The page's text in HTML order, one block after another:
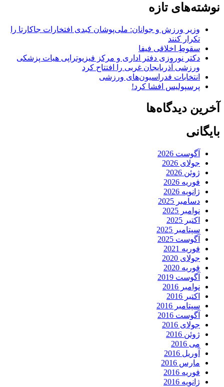
نوشته‌های تازه
وزیر ورزش و جوانان: ملی‌پوشان کبدی افتخارات جاکارتا را
تکرار کنند
سقوطِ اخلاقی فیفا
دکتر نوروزی دفتر اداری و مرکز فیزیوتراپی هیات پزشکی
ورزشی آذربایجان غربی را افتتاح کرد
انتخابات فدراسیون‌های ورزشی
پرسپولیس افشا کرد!
آخرین دیدگاه‌ها
بایگانی
آگوست 2026
جولای 2026
ژوئن 2026
فوریه 2026
ژانویه 2026
دسامبر 2025
نوامبر 2025
اکتبر 2025
سپتامبر 2025
آگوست 2025
فوریه 2021
جولای 2020
فوریه 2020
آگوست 2019
نوامبر 2016
اکتبر 2016
سپتامبر 2016
آگوست 2016
جولای 2016
ژوئن 2016
می 2016
آوریل 2016
مارس 2016
فوریه 2016
ژانویه 2016